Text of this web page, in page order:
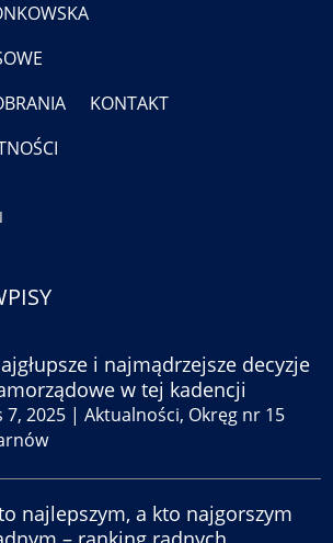
KONTAKT
i najmądrzejsze decyzje
w tej kadencji
7, 2025 |Aktualności, Okręg nr 15
najlepszym, a kto najgorszym